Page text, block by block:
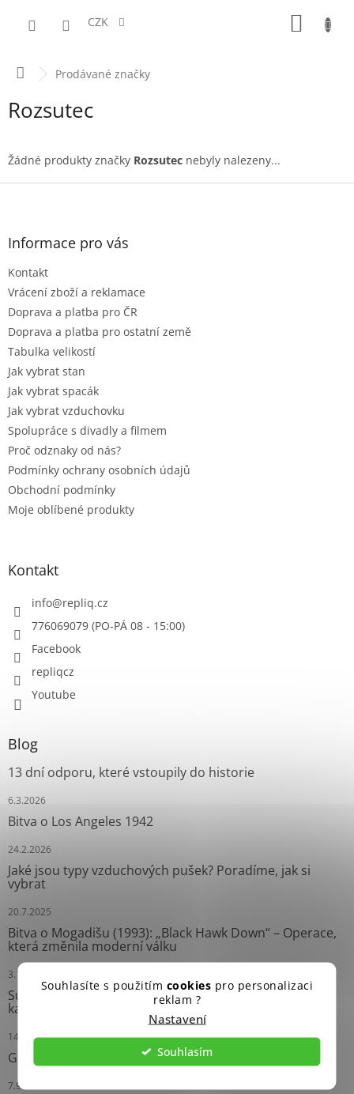
Souhlasíte s použitím cookies pro personalizaci
reklam ?
Nastavení
Souhlasím
CZK
DomůProdávané značky
Rozsutec
Žádné produkty značky Rozsutec nebyly nalezeny...
Z
Informace pro vás
Kontakt
Vrácení zboží a reklamace
Doprava a platba pro ČR
Doprava a platba pro ostatní země
Tabulka velikostí
Jak vybrat stan
Jak vybrat spacák
Jak vybrat vzduchovku
Spolupráce s divadly a filmem
Proč odznaky od nás?
Podmínky ochrany osobních údajů
Obchodní podmínky
Moje oblíbené produkty
Kontakt
info@repliq.cz
776069079 (PO-PÁ 08 - 15:00)
Facebook
repliqcz
Youtube
Blog
13 dní odporu, které vstoupily do historie
6.3.2026
Bitva o Los Angeles 1942
24.2.2026
Jaké jsou typy vzduchových pušek? Poradíme, jak si
vybrat
20.7.2025
Bitva o Mogadišu (1993): „Black Hawk Down“ – Operace,
která změnila moderní válku
3.10.2024
Survival náramky: Neprávem opomíjení pomocníci
každého dobrodruha
14.9.2024
Grease Gun: Ikonický Samopal Druhé světové války
7.9.2024